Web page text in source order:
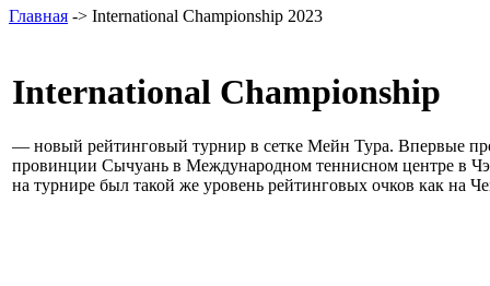
Главная -> International Championship 2023
International Championship
— новый рейтинговый турнир в сетке Мейн Тура. Впервые
провинции Сычуань в Международном теннисном центре в
на турнире был такой же уровень рейтинговых очков как на